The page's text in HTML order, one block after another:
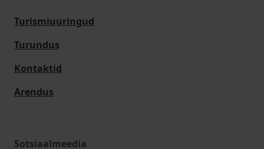
Turismiuuringud
Turundus
Kontaktid
Arendus
Sotsiaalmeedia